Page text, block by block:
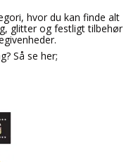
hvor du kan finde alt
glitter og festligt tilbehør
Så se her;